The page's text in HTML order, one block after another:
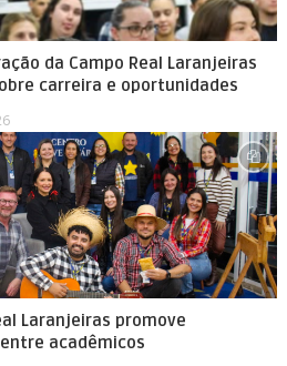
da Campo Real Laranjeiras
carreira e oportunidades
Laranjeiras promove
acadêmicos